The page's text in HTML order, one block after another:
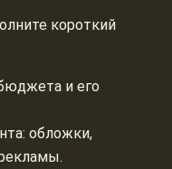
короткий
и его
обложки,